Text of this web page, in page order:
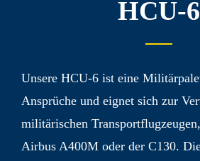
HCU-6
Unsere HCU-6 ist eine
Ansprüche und eignet sich zur
militärischen
Airbus A400M oder der C130.